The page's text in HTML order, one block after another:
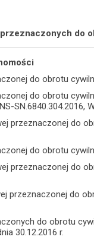
do
do obrotu
do obrotu
SN.6840.304.2016,
przeznaczonej do
do obrotu
przeznaczonej do
przeznaczonej do
do obrotu
30.12.2016 r.